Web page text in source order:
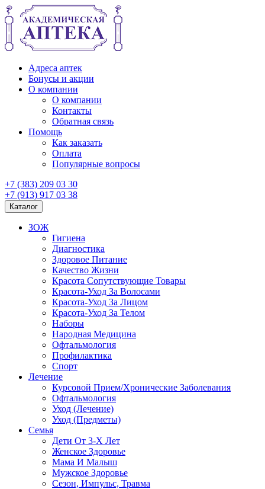
Адреса аптек
Бонусы и акции
О компании
О компании
Контакты
Обратная связь
Помощь
Как заказать
Оплата
Популярные вопросы
+7 (383) 209 03 30
+7 (913) 917 03 38
Каталог
ЗОЖ
Гигиена
Диагностика
Здоровое Питание
Качество Жизни
Красота Сопутствующие Товары
Красота-Уход За Волосами
Красота-Уход За Лицом
Красота-Уход За Телом
Наборы
Народная Медицина
Офтальмология
Профилактика
Спорт
Лечение
Курсовой Прием/Хронические Заболевания
Офтальмология
Уход (Лечение)
Уход (Предметы)
Семья
Дети От 3-Х Лет
Женское Здоровье
Мама И Малыш
Мужское Здоровье
Сезон, Импульс, Травма